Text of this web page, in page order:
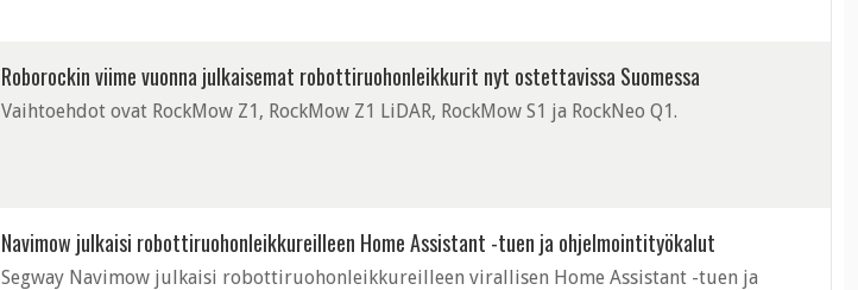
Roborockin viime vuonna julkaisemat robottiruohonleikkurit nyt ostettavissa Suomessa
Vaihtoehdot ovat RockMow Z1, RockMow Z1 LiDAR, RockMow S1 ja RockNeo Q1.
Navimow julkaisi robottiruohonleikkureilleen Home Assistant -tuen ja ohjelmointityökalut
Segway Navimow julkaisi robottiruohonleikkureilleen virallisen Home Assistant -tuen ja